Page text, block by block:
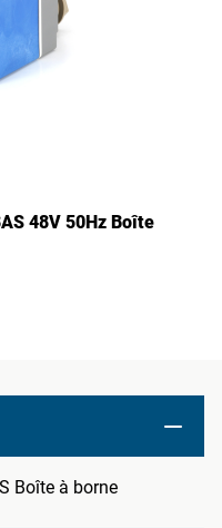
48V 50Hz Boîte
Boîte à borne